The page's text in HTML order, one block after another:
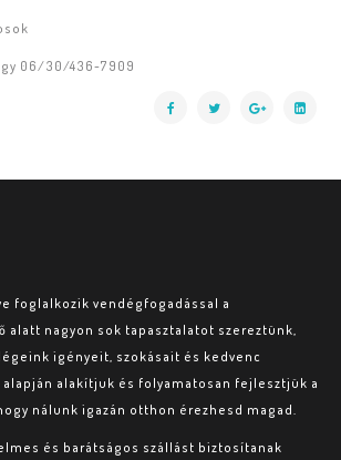
06/30/436-7909
foglalkozik vendégfogadással a
alatt nagyon sok tapasztalatot szereztünk,
igényeit, szokásait és kedvenc
alakítjuk és folyamatosan fejlesztjük a
nálunk igazán otthon érezhesd magad.
és barátságos szállást biztosítanak